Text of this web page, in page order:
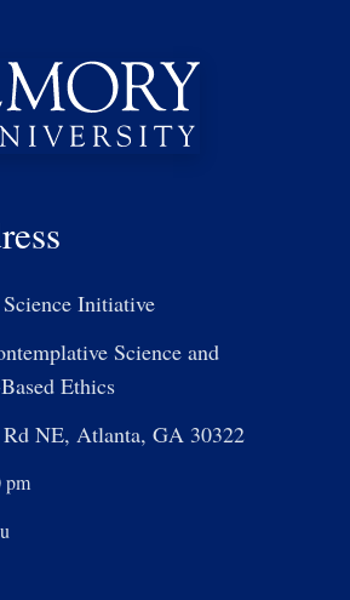
Initiative
Science and
Ethics
NE, Atlanta, GA 30322
pm